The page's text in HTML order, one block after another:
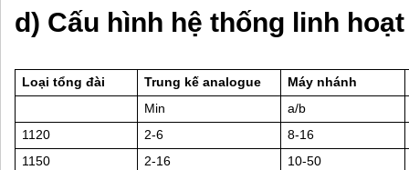
d) Cấu hình hệ thống linh hoạt
Loại tổng đài Trung kế analogue
Máy nhánh
Min
a/b
1120
2-6
8-16
1150
2-16
10-50